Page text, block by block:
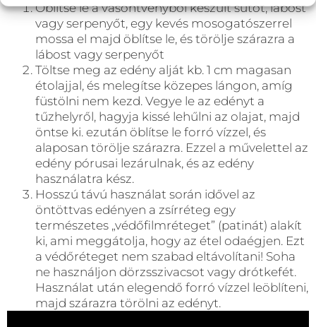
Öblítse le a vasöntvényből készült sütőt, lábost
vagy serpenyőt, egy kevés mosogatószerrel
mossa el majd öblítse le, és törölje szárazra a
lábost vagy serpenyőt
Töltse meg az edény alját kb. 1 cm magasan
étolajjal, és melegítse közepes lángon, amíg
füstölni nem kezd. Vegye le az edényt a
tűzhelyről, hagyja kissé lehűlni az olajat, majd
öntse ki. ezután öblítse le forró vízzel, és
alaposan törölje szárazra. Ezzel a művelettel az
edény pórusai lezárulnak, és az edény
használatra kész.
Hosszú távú használat során idővel az
öntöttvas edényen a zsírréteg egy
természetes „védőfilmréteget” (patinát) alakít
ki, ami meggátolja, hogy az étel odaégjen. Ezt
a védőréteget nem szabad eltávolítani! Soha
ne használjon dörzsszivacsot vagy drótkefét.
Használat után elegendő forró vízzel leöblíteni,
majd szárazra törölni az edényt.